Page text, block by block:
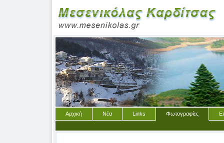
Αρχική Νέα Links Φωτογραφίες